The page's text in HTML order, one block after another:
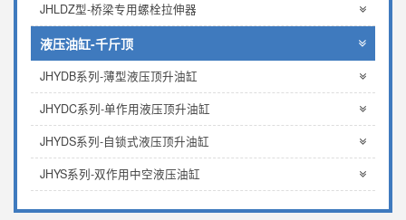
JHLDZ型-桥梁专用螺栓拉伸器
液压油缸-千斤顶
JHYDB系列-薄型液压顶升油缸
JHYDC系列-单作用液压顶升油缸
JHYDS系列-自锁式液压顶升油缸
JHYS系列-双作用中空液压油缸